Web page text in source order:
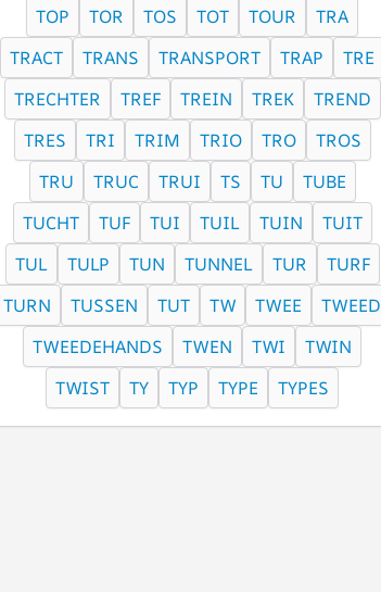
TOP
TOR TOS TOT TOUR
TRA
TRACT
TRANS TRANSPORT TRAP
TRE
TRECHTER
TREF TREIN TREK
TREND
TRES
TRI TRIM TRIO TRO
TROS
TRU
TRUC TRUI TS TU
TUBE
TUCHT
TUF TUI TUIL TUIN
TUIT
TUL
TULP TUN TUNNEL TUR
TURF
TURN
TUSSEN TUT TW TWEE
TWEED
TWEEDEHANDS
TWEN TWI
TWIN
TWIST
TY TYP TYPE TYPES